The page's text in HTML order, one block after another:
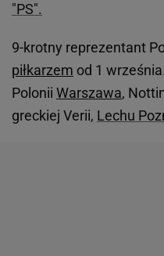
"PS".
9-krotny reprezentant
piłkarzem od 1
Polonii Warszawa,
greckiej Verii, Lechu